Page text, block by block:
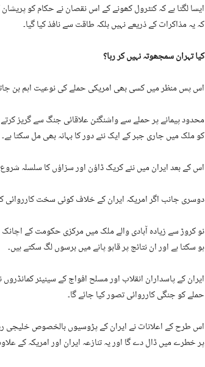
ایسا لگتا ہے کہ کنٹرول کھونے کے اس نقصان نے حکام کو پریشان
کہ یہ مذاکرات کے ذریعے نہیں بلکہ طاقت سے نافذ کیا گیا۔
کیا تہران سمجھوتہ نہیں کر رہا؟
اس پس منظر میں کسی بھی امریکی حملے کی نوعیت اہم بن
محدود پیمانے پر حملے سے واشنگٹن علاقائی جنگ سے گریز
کو ملک میں جاری جبر کے ایک نئے دور کا بہانہ بھی مل سکتا ہے۔
اس کے بعد ایران میں نئے کریک ڈاؤن اور سزاؤں کا سلسلہ
دوسری جانب اگر امریکہ ایران کے خلاف کوئی سخت کارروائی
نو کروڑ سے زیادہ آبادی والے ملک میں مرکزی حکومت کے
ہو سکتا ہے اور ان نتائج پر قابو پانے میں برسوں لگ سکتے ہیں۔
ایران کے پاسداران انقلاب اور مسلح افواج کے سینیئر
حملے کو جنگی کارروائی تصور کیا جائے گا۔
اس طرح کے اعلانات نے ایران کے پڑوسیوں بالخصوص خلیجی
پر خطرے میں ڈال دے گا اور یہ تنازعہ ایران اور امریکہ کے